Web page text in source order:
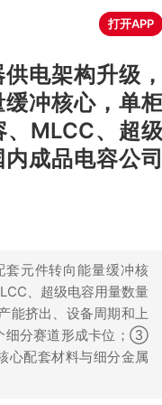
打开APP
电架构升级，
冲核心，单柜
MLCC、超级
成品电容公司
元件转向能量缓冲核
、超级电容用量数量
能挤出、设备周期和上
细分赛道形成卡位；③
心配套材料与细分金属